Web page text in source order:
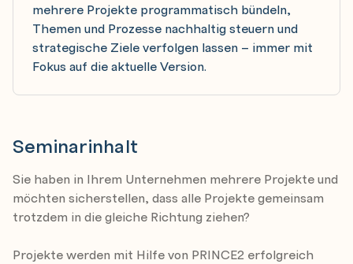
mehrere Projekte programmatisch bündeln,
Themen und Prozesse nachhaltig steuern und
strategische Ziele verfolgen lassen – immer mit
Fokus auf die aktuelle Version.
Seminarinhalt
Sie haben in Ihrem Unternehmen mehrere Projekte und
möchten sicherstellen, dass alle Projekte gemeinsam
trotzdem in die gleiche Richtung ziehen?
Projekte werden mit Hilfe von PRINCE2 erfolgreich